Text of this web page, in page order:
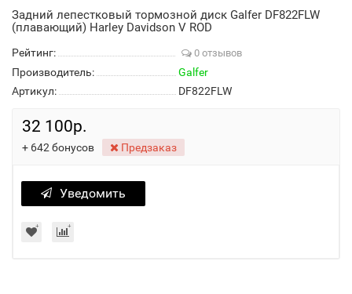
Задний лепестковый тормозной диск Galfer DF822FLW
(плавающий) Harley Davidson V ROD
Рейтинг: 0 отзывов
Производитель:
Galfer
Артикул:
DF822FLW
32 100р.
+ 642 бонусов Предзаказ
Уведомить